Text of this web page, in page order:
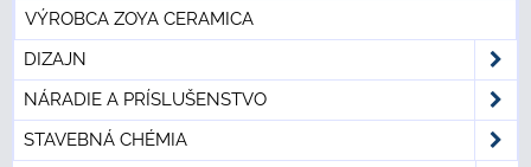
VÝROBCA ZOYA CERAMICA
DIZAJN
NÁRADIE A PRÍSLUŠENSTVO
STAVEBNÁ CHÉMIA